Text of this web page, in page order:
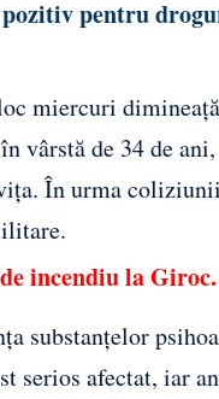
pentru
miercuri
vârstă de 34 de
În urma
incendiu la
substanțelor
serios afectat, iar